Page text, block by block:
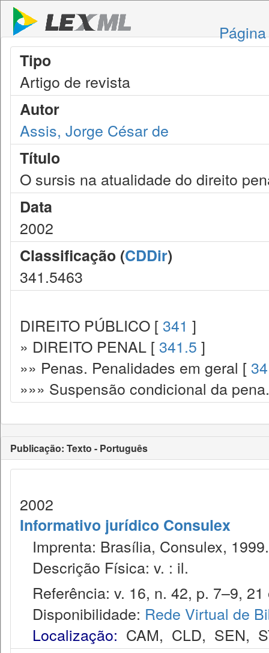
Tipo
Artigo de revista
Autor
Assis, Jorge César de
Título
O sursis na atualidade do direito
Data
2002
Classificação (CDDir)
341.5463
DIREITO PÚBLICO [ 341 ]
» DIREITO PENAL [ 341.5 ]
»» Penas. Penalidades em geral [
»»» Suspensão condicional da
Publicação: Texto - Português
2002
Informativo jurídico Consulex
Imprenta: Brasília, Consulex, 1999.
Descrição Física: v. : il.
Referência: v. 16, n. 42, p. 7–9, 21
Disponibilidade: Rede Virtual de
Localização: CAM, CLD, SEN,